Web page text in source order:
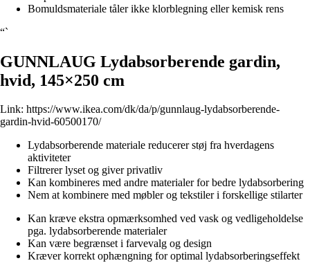
Bomuldsmateriale tåler ikke klorblegning eller kemisk rens
“`
GUNNLAUG Lydabsorberende gardin,
hvid, 145×250 cm
Link: https://www.ikea.com/dk/da/p/gunnlaug-lydabsorberende-
gardin-hvid-60500170/
Lydabsorberende materiale reducerer støj fra hverdagens
aktiviteter
Filtrerer lyset og giver privatliv
Kan kombineres med andre materialer for bedre lydabsorbering
Nem at kombinere med møbler og tekstiler i forskellige stilarter
Kan kræve ekstra opmærksomhed ved vask og vedligeholdelse
pga. lydabsorberende materialer
Kan være begrænset i farvevalg og design
Kræver korrekt ophængning for optimal lydabsorberingseffekt